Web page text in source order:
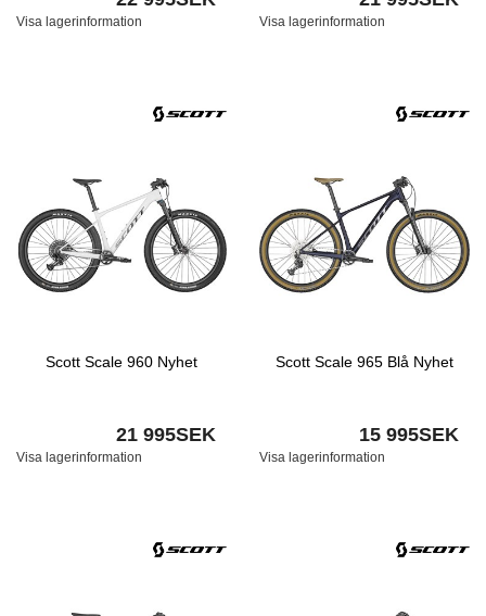
Visa lagerinformation Visa lagerinformation
Scott Scale 960 Nyhet
21 995SEK
Visa lagerinformation
Scott Scale 965 Blå Nyhet
15 995SEK
Visa lagerinformation